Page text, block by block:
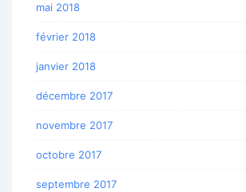
mai 2018
février 2018
janvier 2018
décembre 2017
novembre 2017
octobre 2017
septembre 2017